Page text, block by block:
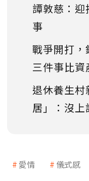
譚敦慈：
事
戰爭開打，
三件事比資
退休養生
居」：沒
愛情 儀式感